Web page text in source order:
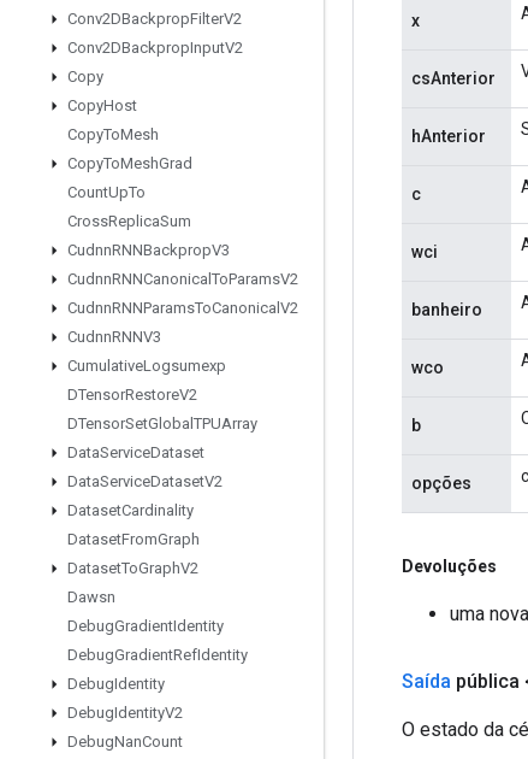
Conv2DBackpropFilterV2
Conv2DBackpropInputV2
Copy
CopyHost
CopyToMesh
CopyToMeshGrad
CountUpTo
CrossReplicaSum
CudnnRNNBackpropV3
CudnnRNNCanonical ToParamsV2
CudnnRNNParamsToCanonical V2
CudnnRNNV3
CumulativeLogsumexp
DTensorRestoreV2
DTensorSetGlobal TPUArray
DataServiceDataset
DataServiceDatasetV2
DatasetCardinality
DatasetFromGraph
DatasetToGraphV2
Dawsn
DebugGradientIdentity
DebugGradientRefIdentity
DebugIdentity
DebugIdentityV2
DebugNanCount
x
csAnterior
hAnterior
c
wci
banheiro
wco
b
opções
Devoluções
uma
Saída pública
O estado da